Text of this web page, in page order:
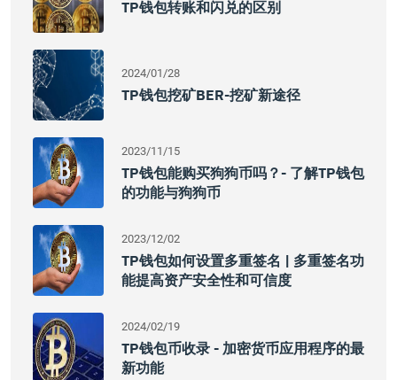
TP钱包转账和闪兑的区别
2024/01/28
TP钱包挖矿BER-挖矿新途径
2023/11/15
TP钱包能购买狗狗币吗？- 了解TP钱包
的功能与狗狗币
2023/12/02
TP钱包如何设置多重签名 | 多重签名功
能提高资产安全性和可信度
2024/02/19
TP钱包币收录 - 加密货币应用程序的最
新功能